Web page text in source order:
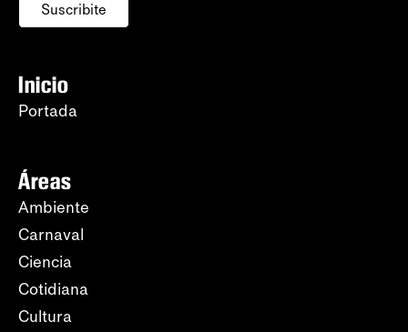
Suscribite
Inicio
Portada
Áreas
Ambiente
Carnaval
Ciencia
Cotidiana
Cultura